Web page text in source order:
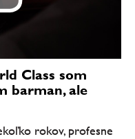
Class som
barman, ale
rokov, profesne